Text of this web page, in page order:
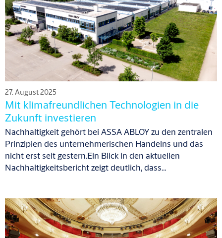
27. August 2025
Mit klimafreundlichen Technologien in die
Zukunft investieren
Nachhaltigkeit gehört bei ASSA ABLOY zu den zentralen
Prinzipien des unternehmerischen Handelns und das
nicht erst seit gestern.Ein Blick in den aktuellen
Nachhaltigkeitsbericht zeigt deutlich, dass…